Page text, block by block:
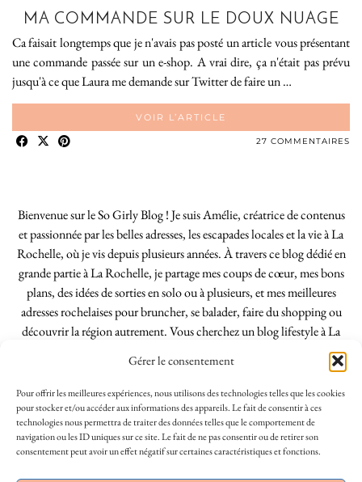
Gérer le consentement
Pour offrir les meilleures expériences, nous utilisons des technologies telles que les cookies
pour stocker et/ou accéder aux informations des appareils. Le fait de consentir à ces
technologies nous permettra de traiter des données telles que le comportement de
navigation ou les ID uniques sur ce site. Le fait de ne pas consentir ou de retirer son
consentement peut avoir un effet négatif sur certaines caractéristiques et fonctions.
MA COMMANDE SUR LE DOUX NUAGE
Ca faisait longtemps que je n'avais pas posté un article vous présentant
une commande passée sur un e-shop. A vrai dire, ça n'était pas prévu
jusqu'à ce que Laura me demande sur Twitter de faire un …
VOIR L’ARTICLE
27 COMMENTAIRES
Bienvenue sur le So Girly Blog ! Je suis Amélie, créatrice de contenus
et passionnée par les belles adresses, les escapades locales et la vie à La
Rochelle, où je vis depuis plusieurs années. À travers ce blog dédié en
grande partie à La Rochelle, je partage mes coups de cœur, mes bons
plans, des idées de sorties en solo ou à plusieurs, et mes meilleures
adresses rochelaises pour bruncher, se balader, faire du shopping ou
découvrir la région autrement. Vous cherchez un blog lifestyle à La
Rochelle, tenu par une locale ? Vous êtes au bon endroit. Que vous
soyez Rochelais·e ou de passage dans notre belle ville, j’espère que mes
articles vous aideront à profiter de La Rochelle comme un·e vrai·e
initié·e. !